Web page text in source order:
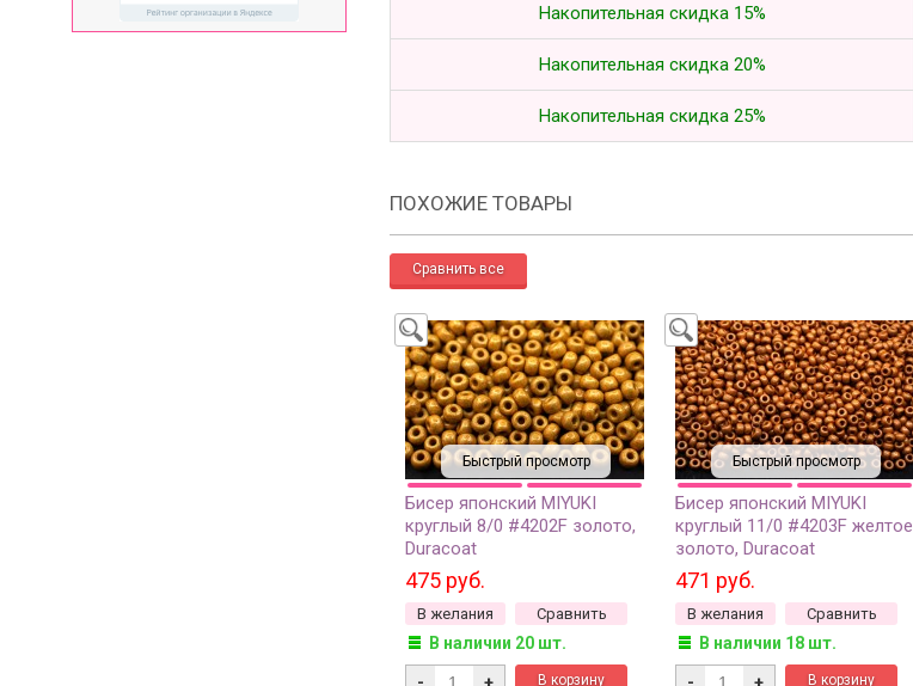
Накопительная скидка 15%
Накопительная скидка 20%
Накопительная скидка 25%
ПОХОЖИЕ ТОВАРЫ
Быстрый просмотр
Бисер японский MIYUKI
круглый 8/0 #4202F золото,
Duracoat
гальванизированный
матовый, 10 грамм
475 руб.
В желания Сравнить
В наличии 20 шт.
Быстрый просмотр
Бисер японский MIYUKI
круглый 11/0 #4203F желтое
золото, Duracoat
гальванизированный
матовый, 10 грамм
471 руб.
В желания Сравнить
В наличии 18 шт.